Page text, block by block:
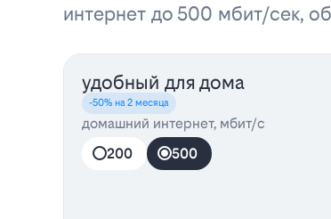
интернет до 500 мбит/сек,
удобный для дома
-50% на 2 месяца
домашний интернет, мбит/с
200
500